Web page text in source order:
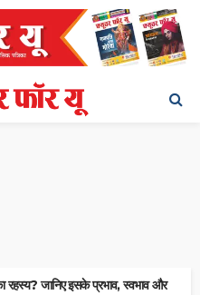
रहस्य? जानिए इसके प्रभाव, स्वभाव और